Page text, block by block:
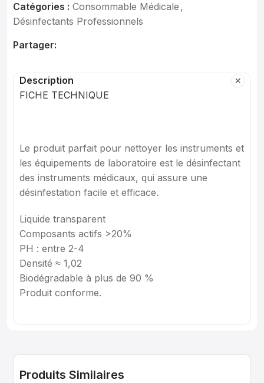
Catégories : Consommable Médicale ,
Désinfectants Professionnels
Partager:
Description
FICHE TECHNIQUE
Le produit parfait pour nettoyer les instruments et
les équipements de laboratoire est le désinfectant
des instruments médicaux, qui assure une
désinfestation facile et efficace.
Liquide transparent
Composants actifs >20%
PH : entre 2-4
Densité ≈ 1,02
Biodégradable à plus de 90 %
Produit conforme.
Produits Similaires